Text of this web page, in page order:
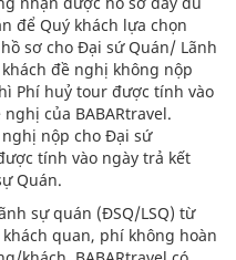
để Quý khách lựa chọn
sơ cho Đại sứ Quán/ Lãnh
đề nghị không nộp
Phí huỷ tour được tính vào
của BABARtravel.
nộp cho Đại sứ
tính vào ngày trả kết
Quán.
sự quán (ĐSQ/LSQ) từ
quan, phí không hoàn